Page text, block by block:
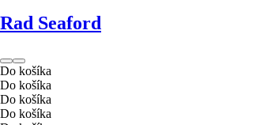
Rad Seaford
Do košíka
Do košíka
Do košíka
Do košíka